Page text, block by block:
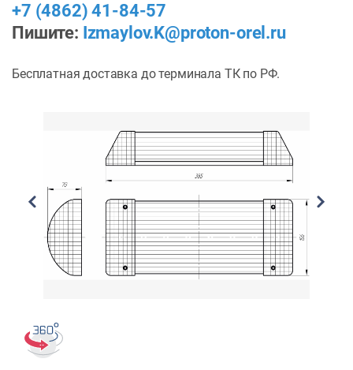
+7 (4862) 41-84-57
Пишите: Izmaylov.K@proton-orel.ru
Бесплатная доставка до терминала ТК по РФ.